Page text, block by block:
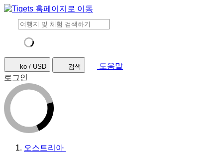
ko / USD 검색
도움말
로그인
오스트리아